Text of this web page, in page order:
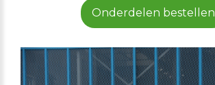
Onderdelen bestellen